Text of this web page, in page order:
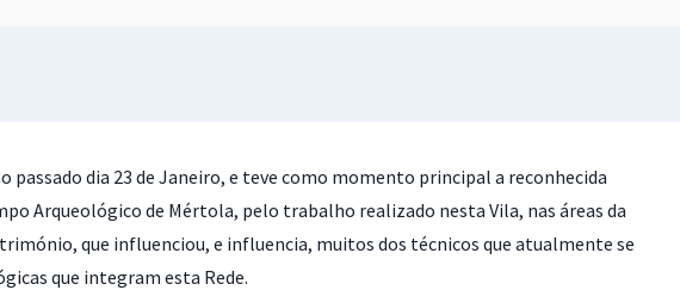
passado dia 23 de Janeiro, e teve como momento principal a reconhecida
Arqueológico de Mértola, pelo trabalho realizado nesta Vila, nas áreas da
que influenciou, e influencia, muitos dos técnicos que atualmente se
que integram esta Rede.